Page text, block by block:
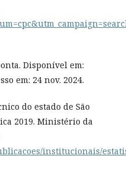
Disponível em:
em: 24 nov. 2024.
do estado de São
2019. Ministério da
institucionais/